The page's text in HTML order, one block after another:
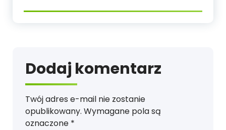
Dodaj komentarz
Twój adres e-mail nie zostanie
opublikowany. Wymagane pola są
oznaczone *